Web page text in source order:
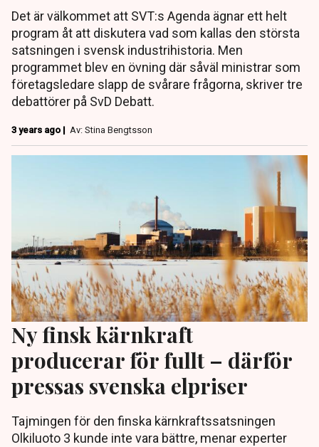
Det är välkommet att SVT:s Agenda ägnar ett helt
program åt att diskutera vad som kallas den största
satsningen i svensk industrihistoria. Men
programmet blev en övning där såväl ministrar som
företagsledare slapp de svårare frågorna, skriver tre
debattörer på SvD Debatt.
3 years ago | Av: Stina Bengtsson
Ny finsk kärnkraft
producerar för fullt – därför
pressas svenska elpriser
Tajmingen för den finska kärnkraftssatsningen
Olkiluoto 3 kunde inte vara bättre, menar experter